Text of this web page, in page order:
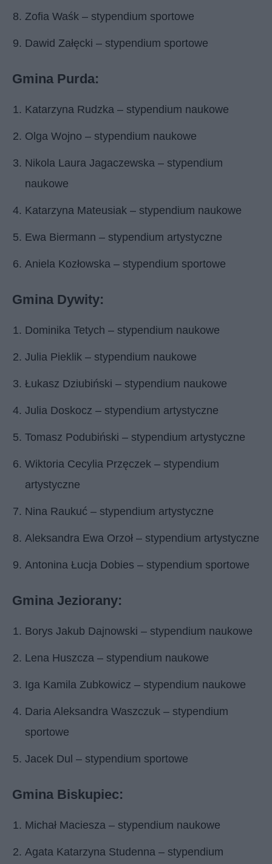
Zofia Waśk – stypendium sportowe
Dawid Załęcki – stypendium sportowe
Gmina Purda:
Katarzyna Rudzka – stypendium naukowe
Olga Wojno – stypendium naukowe
Nikola Laura Jagaczewska – stypendium
naukowe
Katarzyna Mateusiak – stypendium naukowe
Ewa Biermann – stypendium artystyczne
Aniela Kozłowska – stypendium sportowe
Gmina Dywity:
Dominika Tetych – stypendium naukowe
Julia Pieklik – stypendium naukowe
Łukasz Dziubiński – stypendium naukowe
Julia Doskocz – stypendium artystyczne
Tomasz Podubiński – stypendium artystyczne
Wiktoria Cecylia Przęczek – stypendium
artystyczne
Nina Raukuć – stypendium artystyczne
Aleksandra Ewa Orzoł – stypendium artystyczne
Antonina Łucja Dobies – stypendium sportowe
Gmina Jeziorany:
Borys Jakub Dajnowski – stypendium naukowe
Lena Huszcza – stypendium naukowe
Iga Kamila Zubkowicz – stypendium naukowe
Daria Aleksandra Waszczuk – stypendium
sportowe
Jacek Dul – stypendium sportowe
Gmina Biskupiec:
Michał Maciesza – stypendium naukowe
Agata Katarzyna Studenna – stypendium